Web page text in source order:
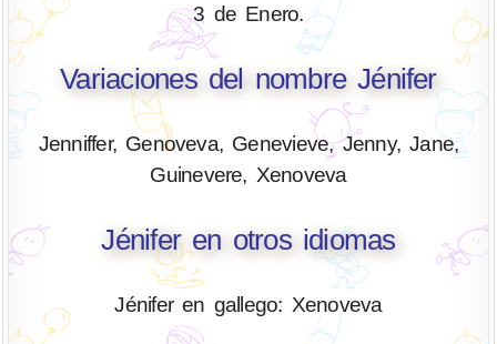
3 de Enero.
Variaciones del nombre Jénifer
Jenniffer, Genoveva, Genevieve, Jenny, Jane,
Guinevere, Xenoveva
Jénifer en otros idiomas
Jénifer en gallego: Xenoveva